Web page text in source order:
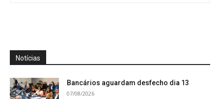
Notícias
Bancários aguardam desfecho dia 13
07/08/2026